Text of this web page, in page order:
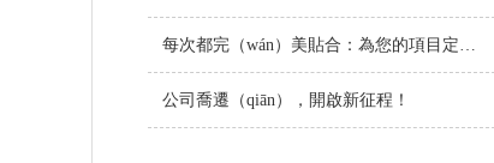
每次都完（wán）美貼合：為您的項目定製螺絲
公司喬遷（qiān），開啟新征程！